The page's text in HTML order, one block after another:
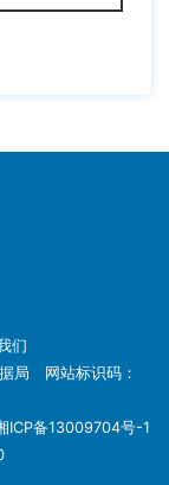
们
局 网站标识码：
ICP备13009704号-1